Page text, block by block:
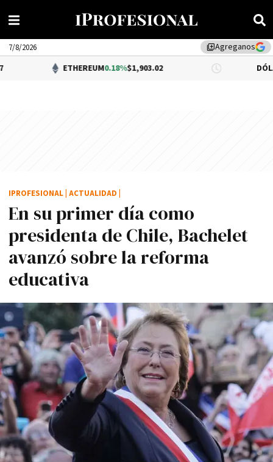
library_addAgreganos
7/8/2026
ETHEREUM0.18%$1,903.02 DÓLAR BNA
En su primer dí­a como
presidenta de Chile, Bachelet
avanzó sobre la reforma
educativa
IPROFESIONAL ACTUALIDAD